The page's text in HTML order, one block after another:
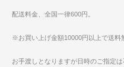
配送料金、全国一律600円。
※お買い上げ金額10000円以上で送料
お手渡しとなりますが日時のご指定は